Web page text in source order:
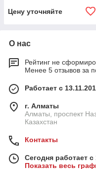
Цену уточняйте
О нас
Рейтинг не
Менее 5 отзывов за
Работает с
г. Алматы
Алматы, проспект
Казахстан
Контакты
Сегодня работает
Показать весь